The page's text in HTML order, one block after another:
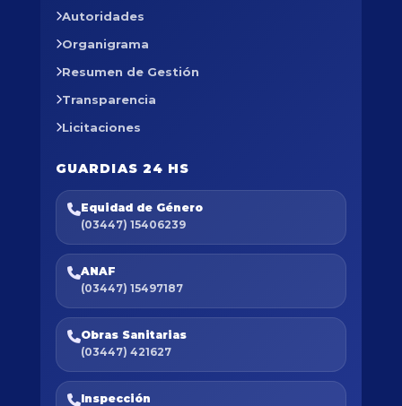
Autoridades
Organigrama
Resumen de Gestión
Transparencia
Licitaciones
GUARDIAS 24 HS
Equidad de Género
(03447) 15406239
ANAF
(03447) 15497187
Obras Sanitarias
(03447) 421627
Inspección